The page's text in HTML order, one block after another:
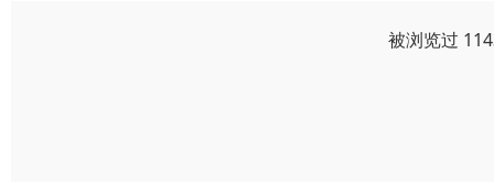
被浏览过